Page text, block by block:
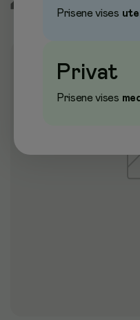
Prisene vises
Privat
Prisene vises med